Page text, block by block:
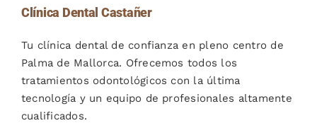
Clínica Dental Castañer
Tu clínica dental de confianza en pleno centro de
Palma de Mallorca. Ofrecemos todos los
tratamientos odontológicos con la última
tecnología y un equipo de profesionales altamente
cualificados.